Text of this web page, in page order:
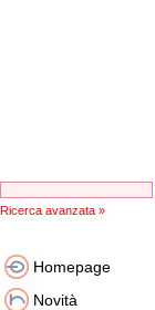
Ricerca avanzata »
Homepage
Novità